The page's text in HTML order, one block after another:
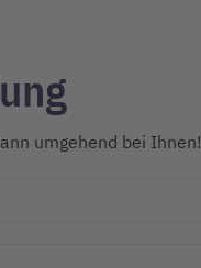
umgehend bei Ihnen!